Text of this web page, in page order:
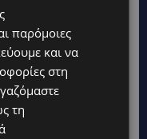
παρόμοιες
και να
στη
τη